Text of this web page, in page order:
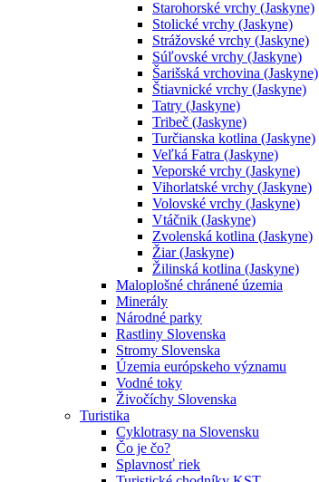
Starohorské vrchy (Jaskyne)
Stolické vrchy (Jaskyne)
Strážovské vrchy (Jaskyne)
Súľovské vrchy (Jaskyne)
Šarišská vrchovina (Jaskyne)
Štiavnické vrchy (Jaskyne)
Tatry (Jaskyne)
Tribeč (Jaskyne)
Turčianska kotlina (Jaskyne)
Veľká Fatra (Jaskyne)
Veporské vrchy (Jaskyne)
Vihorlatské vrchy (Jaskyne)
Volovské vrchy (Jaskyne)
Vtáčnik (Jaskyne)
Zvolenská kotlina (Jaskyne)
Žiar (Jaskyne)
Žilinská kotlina (Jaskyne)
Maloplošné chránené územia
Minerály
Národné parky
Rastliny Slovenska
Stromy Slovenska
Územia európskeho významu
Vodné toky
Živočíchy Slovenska
Turistika
Cyklotrasy na Slovensku
Čo je čo?
Splavnosť riek